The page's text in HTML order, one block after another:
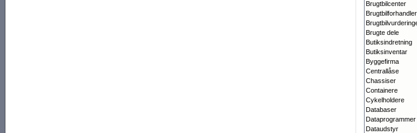
Brugtbilcenter
Brugte dele
Butiksindretning
Butiksinventar
Byggefirma
Centrallåse
Chassiser
Containere
Cykelholdere
Databaser
Dataprogrammer
Dataudstyr